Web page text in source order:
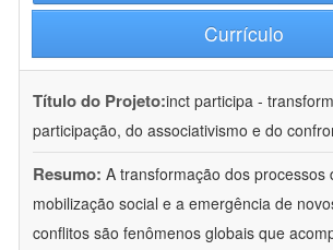
Currículo
Título do Projeto:inct participa -
participação, do associativismo e do
Resumo: A transformação dos processos
mobilização social e a emergência de
conflitos são fenômenos globais que